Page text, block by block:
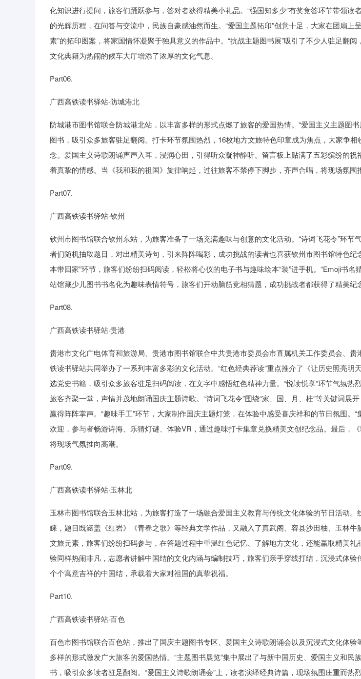
化知识进行提问，旅客们踊跃参与，答对者获得精美小礼品。“强国知多少”有奖竞答环节带领读
的光辉历程，在问答与交流中，民族自豪感油然而生。“爱国主题拓印”创意十足，大家在团扇上
素”的拓印图案，将家国情怀凝聚于独具意义的作品中。“抗战主题图书展”吸引了不少人驻足翻
文化典籍为热闹的候车大厅增添了浓厚的文化气息。
Part06.
广西高铁读书驿站·防城港北
防城港市图书馆联合防城港北站，以丰富多样的形式点燃了旅客的爱国热情。“爱国主义主题图
图书，吸引众多旅客驻足翻阅。打卡环节氛围热烈，16枚地方文旅特色印章成为焦点，大家争相
念。爱国主义诗歌朗诵声声入耳，浸润心田，引得听众凝神静听。留言板上贴满了五彩缤纷的祝
着真挚的情感。当《我和我的祖国》旋律响起，过往旅客不禁停下脚步，齐声合唱，将现场氛围
Part07.
广西高铁读书驿站·钦州
钦州市图书馆联合钦州东站，为旅客准备了一场充满趣味与创意的文化活动。“诗词飞花令”环节
者们随机抽取题目，对出精美诗句，引来阵阵喝彩，成功挑战的读者也喜获钦州市图书馆特色纪
本带回家”环节，旅客们纷纷扫码阅读，轻松将心仪的电子书与趣味绘本“装”进手机。“Emoji书名
站馆藏少儿图书书名化为趣味表情符号，旅客们开动脑筋竞相猜题，成功挑战者都获得了精美纪
Part08.
广西高铁读书驿站·贵港
贵港市文化广电体育和旅游局、贵港市图书馆联合中共贵港市委员会市直属机关工作委员会、贵
铁读书驿站共同举办了一系列丰富多彩的文化活动。“红色经典荐读”重点推介了《让历史照亮明
选党史书籍，吸引众多旅客驻足扫码阅读，在文字中感悟红色精神力量。“悦读悦享”环节气氛热
旅客齐聚一堂，声情并茂地朗诵国庆主题诗歌。“诗词飞花令”围绕“家、国、月、桂”等关键词展
赢得阵阵掌声。“趣味手工”环节，大家制作国庆主题灯笼，在体验中感受喜庆祥和的节日氛围。“
欢迎，参与者畅游诗海、乐猜灯谜、体验VR，通过趣味打卡集章兑换精美文创纪念品。最后，
将现场气氛推向高潮。
Part09.
广西高铁读书驿站·玉林北
玉林市图书馆联合玉林北站，为旅客打造了一场融合爱国主义教育与传统文化体验的节日活动。
睐，题目既涵盖《红岩》《青春之歌》等经典文学作品，又融入了真武阁、容县沙田柚、玉林牛
文旅元素，旅客们纷纷扫码参与，在答题过程中重温红色记忆、了解地方文化，还能赢取精美礼
验同样热闹非凡，志愿者讲解中国结的文化内涵与编制技巧，旅客们亲手穿线打结，沉浸式体验
个个寓意吉祥的中国结，承载着大家对祖国的真挚祝福。
Part10.
广西高铁读书驿站·百色
百色市图书馆联合百色站，推出了国庆主题图书专区、爱国主义诗歌朗诵会以及沉浸式文化体验
多样的形式激发广大旅客的爱国热情。“主题图书展览”集中展出了与新中国历史、爱国主义和民
书，吸引众多读者驻足翻阅。“爱国主义诗歌朗诵会”上，读者演绎经典诗篇，现场氛围庄重而热